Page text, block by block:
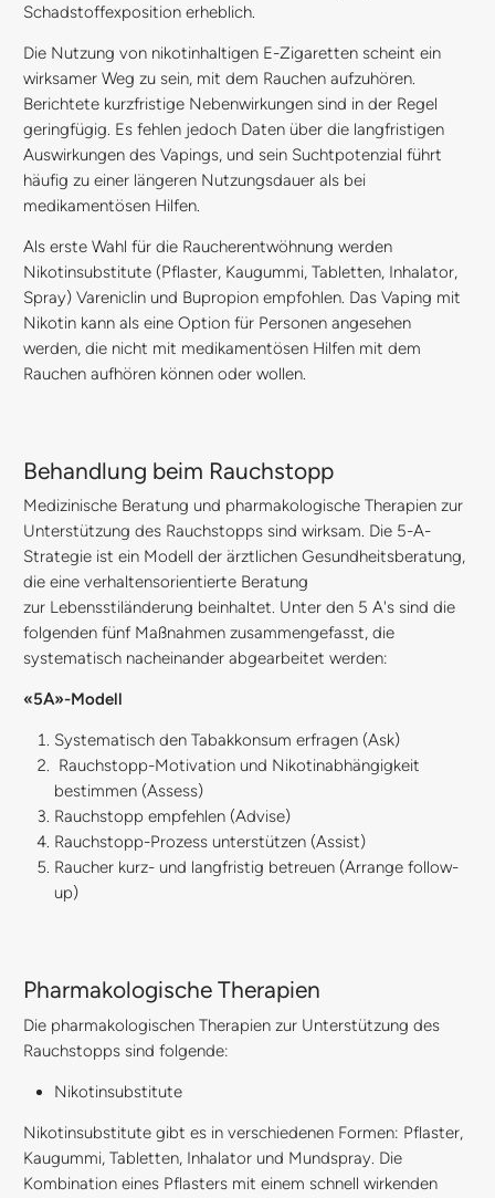
Schadstoffexposition erheblich.
Die Nutzung von nikotinhaltigen E-Zigaretten scheint ein
wirksamer Weg zu sein, mit dem Rauchen aufzuhören.
Berichtete kurzfristige Nebenwirkungen sind in der Regel
geringfügig. Es fehlen jedoch Daten über die langfristigen
Auswirkungen des Vapings, und sein Suchtpotenzial führt
häufig zu einer längeren Nutzungsdauer als bei
medikamentösen Hilfen.
Als erste Wahl für die Raucherentwöhnung werden
Nikotinsubstitute (Pflaster, Kaugummi, Tabletten, Inhalator,
Spray) Vareniclin und Bupropion empfohlen. Das Vaping mit
Nikotin kann als eine Option für Personen angesehen
werden, die nicht mit medikamentösen Hilfen mit dem
Rauchen aufhören können oder wollen.
Behandlung beim Rauchstopp
Medizinische Beratung und pharmakologische Therapien zur
Unterstützung des Rauchstopps sind wirksam. Die 5-A-
Strategie ist ein Modell der ärztlichen Gesundheitsberatung,
die eine verhaltensorientierte Beratung
zur Lebensstiländerung beinhaltet. Unter den 5 A's sind die
folgenden fünf Maßnahmen zusammengefasst, die
systematisch nacheinander abgearbeitet werden:
«5A»-Modell
Systematisch den Tabakkonsum erfragen (Ask)
Rauchstopp-Motivation und Nikotinabhängigkeit
bestimmen (Assess)
Rauchstopp empfehlen (Advise)
Rauchstopp-Prozess unterstützen (Assist)
Raucher kurz- und langfristig betreuen (Arrange follow-
up)
Pharmakologische Therapien
Die pharmakologischen Therapien zur Unterstützung des
Rauchstopps sind folgende:
Nikotinsubstitute
Nikotinsubstitute gibt es in verschiedenen Formen: Pflaster,
Kaugummi, Tabletten, Inhalator und Mundspray. Die
Kombination eines Pflasters mit einem schnell wirkenden